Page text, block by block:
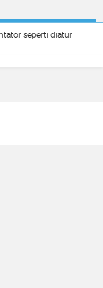
seperti diatur